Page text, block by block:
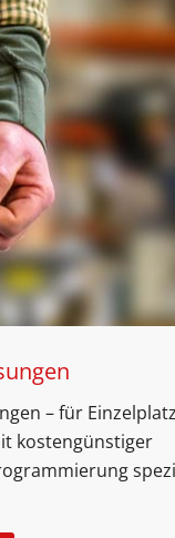
– für
kostengünstiger